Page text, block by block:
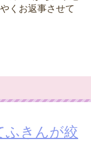
くお返事させて
ふきんが絞